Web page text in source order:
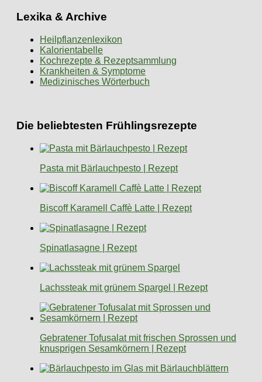
Lexika & Archive
Heilpflanzenlexikon
Kalorientabelle
Kochrezepte & Rezeptsammlung
Krankheiten & Symptome
Medizinisches Wörterbuch
Die beliebtesten Frühlingsrezepte
Pasta mit Bärlauchpesto | Rezept
Biscoff Karamell Caffè Latte | Rezept
Spinatlasagne | Rezept
Lachssteak mit grünem Spargel | Rezept
Gebratener Tofusalat mit frischen Sprossen und
knusprigen Sesamkörnern | Rezept